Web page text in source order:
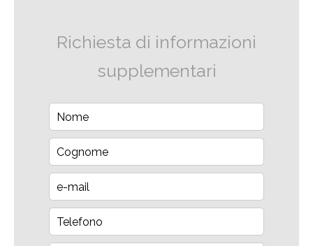
Richiesta di informazioni
supplementari